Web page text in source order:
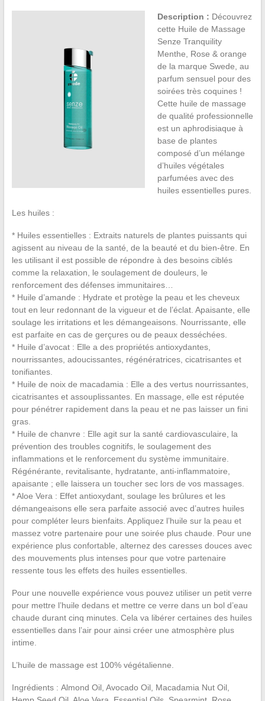
Description : Découvrez
cette Huile de Massage
Senze Tranquility
Menthe, Rose & orange
de la marque Swede, au
parfum sensuel pour des
soirées très coquines !
Cette huile de massage
de qualité professionnelle
est un aphrodisiaque à
base de plantes
composé d’un mélange
d’huiles végétales
parfumées avec des
huiles essentielles pures.
Les huiles :
* Huiles essentielles : Extraits naturels de plantes puissants qui
agissent au niveau de la santé, de la beauté et du bien-être. En
les utilisant il est possible de répondre à des besoins ciblés
comme la relaxation, le soulagement de douleurs, le
renforcement des défenses immunitaires…
* Huile d’amande : Hydrate et protège la peau et les cheveux
tout en leur redonnant de la vigueur et de l’éclat. Apaisante, elle
soulage les irritations et les démangeaisons. Nourrissante, elle
est parfaite en cas de gerçures ou de peaux desséchées.
* Huile d’avocat : Elle a des propriétés antioxydantes,
nourrissantes, adoucissantes, régénératrices, cicatrisantes et
tonifiantes.
* Huile de noix de macadamia : Elle a des vertus nourrissantes,
cicatrisantes et assouplissantes. En massage, elle est réputée
pour pénétrer rapidement dans la peau et ne pas laisser un fini
gras.
* Huile de chanvre : Elle agit sur la santé cardiovasculaire, la
prévention des troubles cognitifs, le soulagement des
inflammations et le renforcement du système immunitaire.
Régénérante, revitalisante, hydratante, anti-inflammatoire,
apaisante ; elle laissera un toucher sec lors de vos massages.
* Aloe Vera : Effet antioxydant, soulage les brûlures et les
démangeaisons elle sera parfaite associé avec d’autres huiles
pour compléter leurs bienfaits. Appliquez l’huile sur la peau et
massez votre partenaire pour une soirée plus chaude. Pour une
expérience plus confortable, alternez des caresses douces avec
des mouvements plus intenses pour que votre partenaire
ressente tous les effets des huiles essentielles.
Pour une nouvelle expérience vous pouvez utiliser un petit verre
pour mettre l’huile dedans et mettre ce verre dans un bol d’eau
chaude durant cinq minutes. Cela va libérer certaines des huiles
essentielles dans l’air pour ainsi créer une atmosphère plus
intime.
L’huile de massage est 100% végétalienne.
Ingrédients : Almond Oil, Avocado Oil, Macadamia Nut Oil,